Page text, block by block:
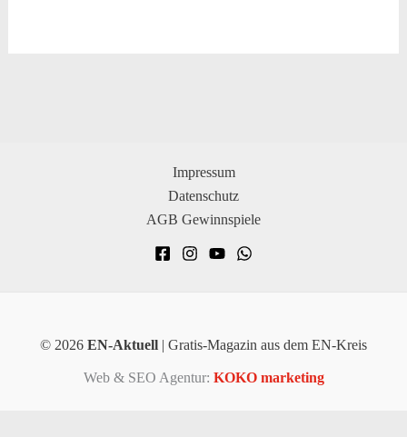
Impressum
Datenschutz
AGB Gewinnspiele
© 2026 EN-Aktuell | Gratis-Magazin aus dem EN-Kreis
Web & SEO Agentur: KOKO marketing